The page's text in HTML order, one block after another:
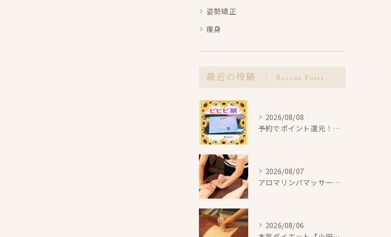
姿勢矯正
痩身
最近の投稿 Recent Posts
2026/08/08
予約でポイント還元！ビビビ祭【小田原・エステ・リラク】
2026/08/07
アロマリンパマッサージで整えよう【小田原・エステ・リラク】
2026/08/06